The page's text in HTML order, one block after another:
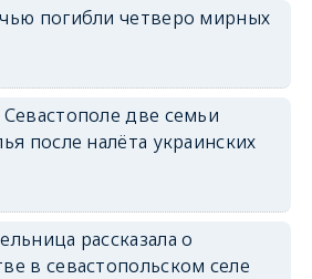
erid: 2SDnjdvhGXG
погибли четверо мирных
две семьи
после налёта украинских
рассказала о
в севастопольском селе